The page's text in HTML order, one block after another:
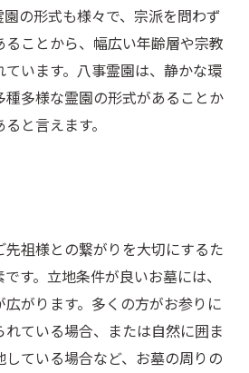
の形式も様々で、宗派を問わず
ることから、幅広い年齢層や宗教
います。八事霊園は、静かな環
多様な霊園の形式があることか
と言えます。
祖様との繋がりを大切にするた
す。立地条件が良いお墓には、
がります。多くの方がお参りに
ている場合、または自然に囲ま
ている場合など、お墓の周りの